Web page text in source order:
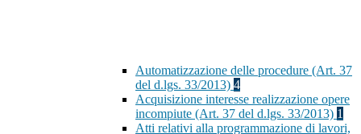
Automatizzazione delle procedure (Art. 37
del d.lgs. 33/2013) 4
Acquisizione interesse realizzazione opere
incompiute (Art. 37 del d.lgs. 33/2013) 1
Atti relativi alla programmazione di lavori,